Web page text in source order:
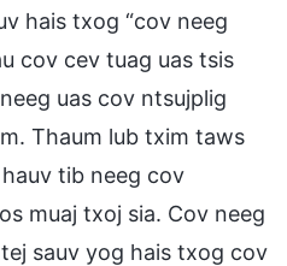
hais txog “cov neeg
cov cev tuag uas tsis
uas cov ntsujplig
Thaum lub txim taws
tib neeg cov
muaj txoj sia. Cov neeg
sauv yog hais txog cov